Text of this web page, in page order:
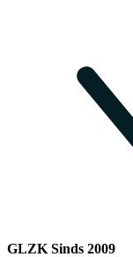
GLZK Sinds 2009